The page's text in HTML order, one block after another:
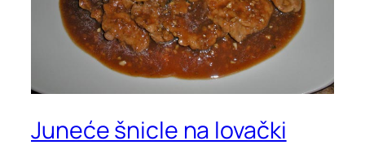
Juneće šnicle na lovački